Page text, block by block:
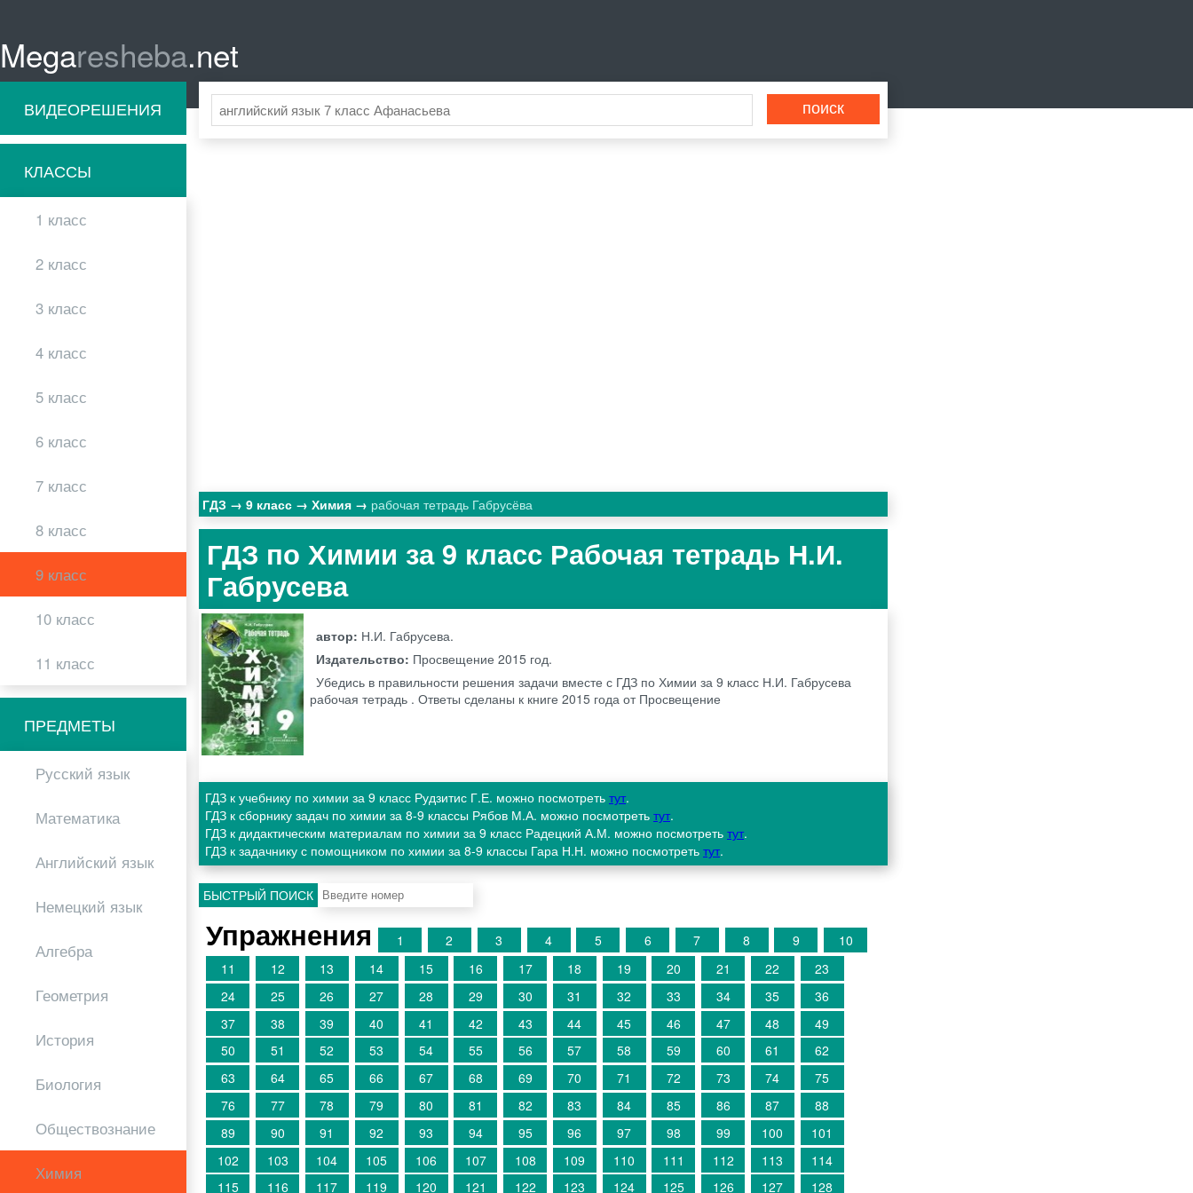
Megaresheba.net
ВИДЕОРЕШЕНИЯ
КЛАССЫ
1 класс
2 класс
3 класс
4 класс
5 класс
6 класс
7 класс
8 класс
9 класс
10 класс
11 класс
ПРЕДМЕТЫ
Русский язык
Математика
Английский язык
Немецкий язык
Алгебра
Геометрия
История
Биология
Обществознание
Химия
ГДЗ 9 класс Химия рабочая тетрадь Габрусёва
ГДЗ по Химии за 9 класс Рабочая тетрадь Н.И.
Габрусева
автор: Н.И. Габрусева.
Издательство: Просвещение 2015 год.
Убедись в правильности решения задачи вместе с ГДЗ по Химии за 9 класс Н.И. Габрусева
рабочая тетрадь . Ответы сделаны к книге 2015 года от Просвещение
ГДЗ к учебнику по химии за 9 класс Рудзитис Г.Е. можно посмотреть тут.
ГДЗ к сборнику задач по химии за 8-9 классы Рябов М.А. можно посмотреть тут.
ГДЗ к дидактическим материалам по химии за 9 класс Радецкий А.М. можно посмотреть тут.
ГДЗ к задачнику с помощником по химии за 8-9 классы Гара Н.Н. можно посмотреть тут.
БЫСТРЫЙ ПОИСК
Упражнения 1 2 3 4 5 6 7 8 9
10
11
12 13 14 15 16 17 18 19 20 21 22
23
24
25 26 27 28 29 30 31 32 33 34 35
36
37
38 39 40 41 42 43 44 45 46 47 48
49
50
51 52 53 54 55 56 57 58 59 60 61
62
63
64 65 66 67 68 69 70 71 72 73 74
75
76
77 78 79 80 81 82 83 84 85 86 87
88
89
90 91 92 93 94 95 96 97 98 99 100
101
102
103 104 105 106 107 108 109 110 111 112 113
114
115
116 117 119 120 121 122 123 124 125 126 127
128